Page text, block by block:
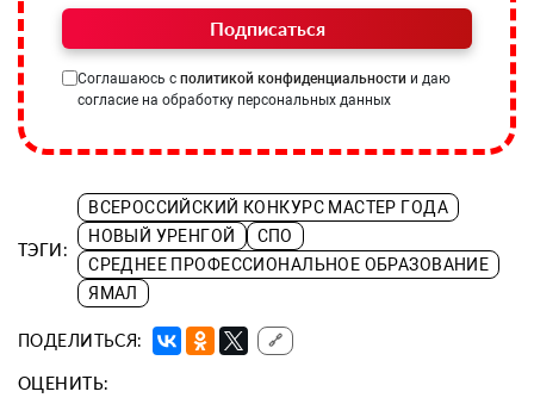
Подписаться
Соглашаюсь с политикой конфиденциальности и даю
согласие на обработку персональных данных
ТЭГИ:
ВСЕРОССИЙСКИЙ КОНКУРС МАСТЕР ГОДА
НОВЫЙ УРЕНГОЙ
СПО
СРЕДНЕЕ ПРОФЕССИОНАЛЬНОЕ ОБРАЗОВАНИЕ
ЯМАЛ
ПОДЕЛИТЬСЯ: 🔗
ОЦЕНИТЬ: